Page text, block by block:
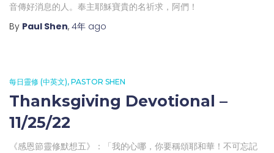
音傳好消息的人。奉主耶穌寶貴的名祈求，阿們！
By Paul Shen, 4年 ago
每日靈修 (中英文) PASTOR SHEN
Thanksgiving Devotional –
11/25/22
《感恩節靈修默想五》：「我的心哪，你要稱頌耶和華！不可忘記